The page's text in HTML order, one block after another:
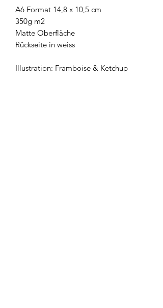
A6 Format 14,8 x 10,5 cm
350g m2
Matte Oberfläche
Rückseite in weiss
Illustration: Framboise & Ketchup